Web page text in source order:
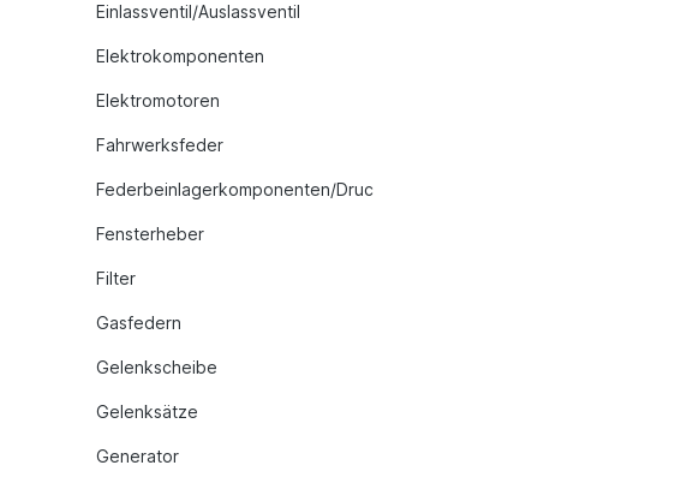
Einlassventil/Auslassventil
Elektrokomponenten
Elektromotoren
Fahrwerksfeder
Federbeinlagerkomponenten/Druc
Fensterheber
Filter
Gasfedern
Gelenkscheibe
Gelenksätze
Generator